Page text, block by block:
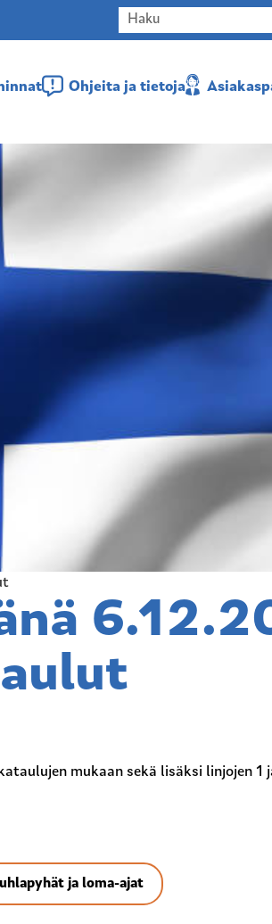
Ohjeita ja tietoja
mukaan sekä lisäksi linjojen
ja loma-ajat